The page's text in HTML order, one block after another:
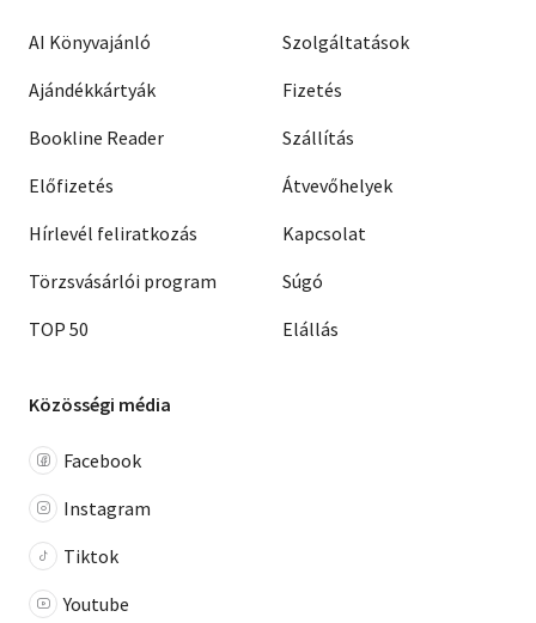
AI Könyvajánló
Ajándékkártyák
Bookline Reader
Előfizetés
Hírlevél feliratkozás
Törzsvásárlói program
TOP 50
Szolgáltatások
Fizetés
Szállítás
Átvevőhelyek
Kapcsolat
Súgó
Elállás
Közösségi média
Facebook
Instagram
Tiktok
Youtube